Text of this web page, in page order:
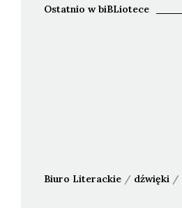
Ostatnio w biBLiotece
Biuro Literackie/ dźwięki/